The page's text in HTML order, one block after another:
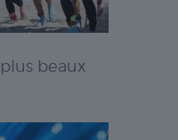
beaux